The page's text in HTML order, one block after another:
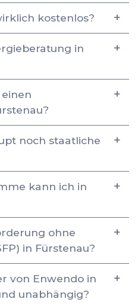
kostenlos?
in
noch staatliche
kann ich in
ohne
in Fürstenau?
von Enwendo in
unabhängig?